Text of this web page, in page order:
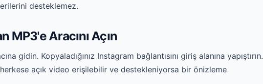
desteklemez.
MP3'e Aracını Açın
gidin. Kopyaladığınız Instagram bağlantısını giriş alanına yapıştırın.
açık video erişilebilir ve destekleniyorsa bir önizleme